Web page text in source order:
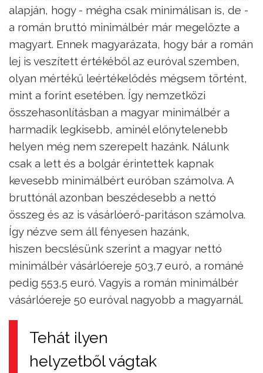
alapján, hogy - mégha csak minimálisan is, de -
a román bruttó minimálbér már megelőzte a
magyart. Ennek magyarázata, hogy bár a román
lej is veszített értékéből az euróval szemben,
olyan mértékű leértékelődés mégsem történt,
mint a forint esetében. Így nemzetközi
összehasonlításban a magyar minimálbér a
harmadik legkisebb, aminél előnytelenebb
helyen még nem szerepelt hazánk. Nálunk
csak a lett és a bolgár érintettek kapnak
kevesebb minimálbért euróban számolva. A
bruttónál azonban beszédesebb a nettó
összeg és az is vásárlóerő-paritáson számolva.
Így nézve sem áll fényesen hazánk,
hiszen becslésünk szerint a magyar nettó
minimálbér vásárlóereje 503,7 euró, a románé
pedig 553,5 euró. Vagyis a román minimálbér
vásárlóereje 50 euróval nagyobb a magyarnál.
Tehát ilyen
helyzetből vágtak